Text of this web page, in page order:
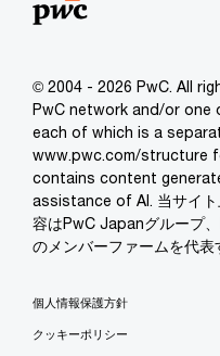
© 2004 - 2026 PwC. All
PwC network and/or one
each of which is a
www.pwc.com/structure
contains content
assistance of AI. 当サイト
容はPwC Japanグループ
のメンバーファームを代表
個人情報保護方針
クッキーポリシー